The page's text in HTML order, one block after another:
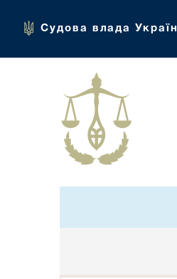
Судова влада